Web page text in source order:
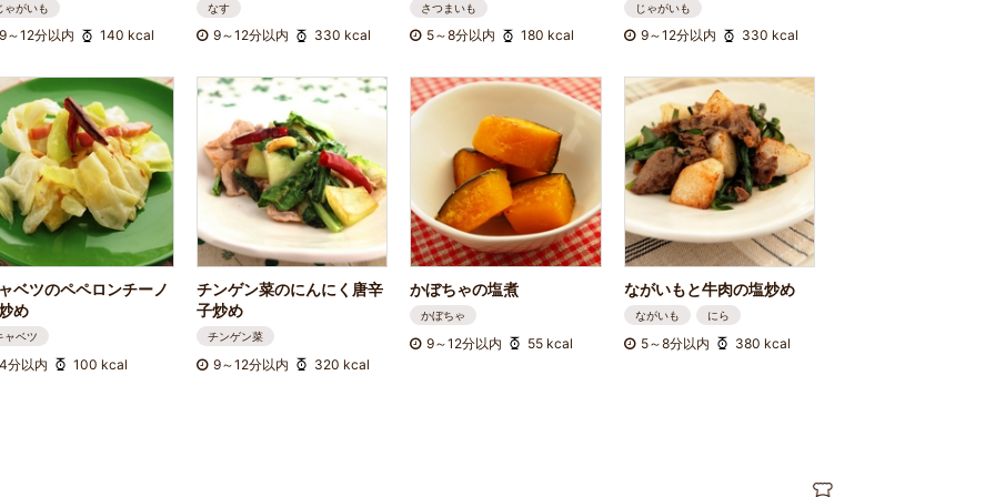
ゃがいも
9～12分以内 140 kcal
なす
9～12分以内 330 kcal
さつまいも
5～8分以内 180 kcal
じゃがいも
9～12分以内 330 kcal
ベツのペペロンチーノ
め
ャベツ
4分以内 100 kcal
チンゲン菜のにんにく唐辛
子炒め
チンゲン菜
9～12分以内 320 kcal
かぼちゃの塩煮
かぼちゃ
9～12分以内 55 kcal
ながいもと牛肉の塩炒め
ながいも にら
5～8分以内 380 kcal